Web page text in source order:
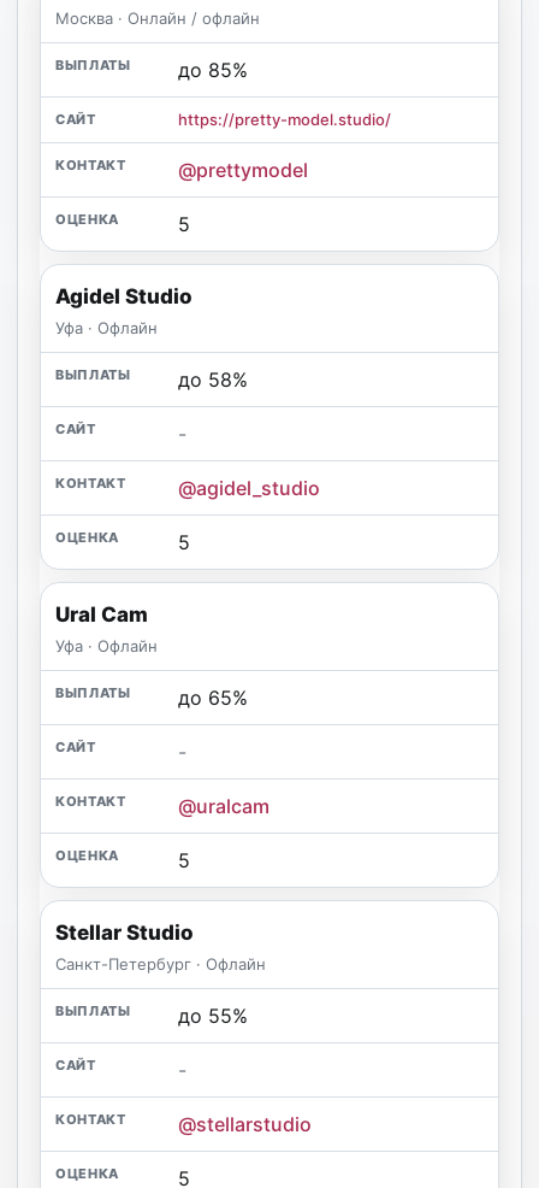
Москва · Онлайн / офлайн
до 85%
https://pretty-model.studio/
@prettymodel
5
Agidel Studio
Уфа · Офлайн
до 58%
-
@agidel_studio
5
Ural Cam
Уфа · Офлайн
до 65%
-
@uralcam
5
Stellar Studio
Санкт-Петербург · Офлайн
до 55%
-
@stellarstudio
5